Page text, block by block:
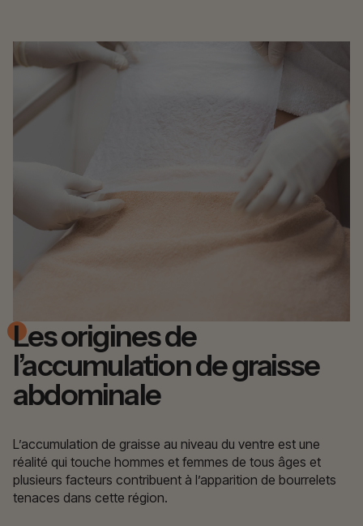
Les origines de
l’accumulation de graisse
abdominale
L’accumulation de graisse au niveau du ventre est une
réalité qui touche hommes et femmes de tous âges et
plusieurs facteurs contribuent à l’apparition de bourrelets
tenaces dans cette région.